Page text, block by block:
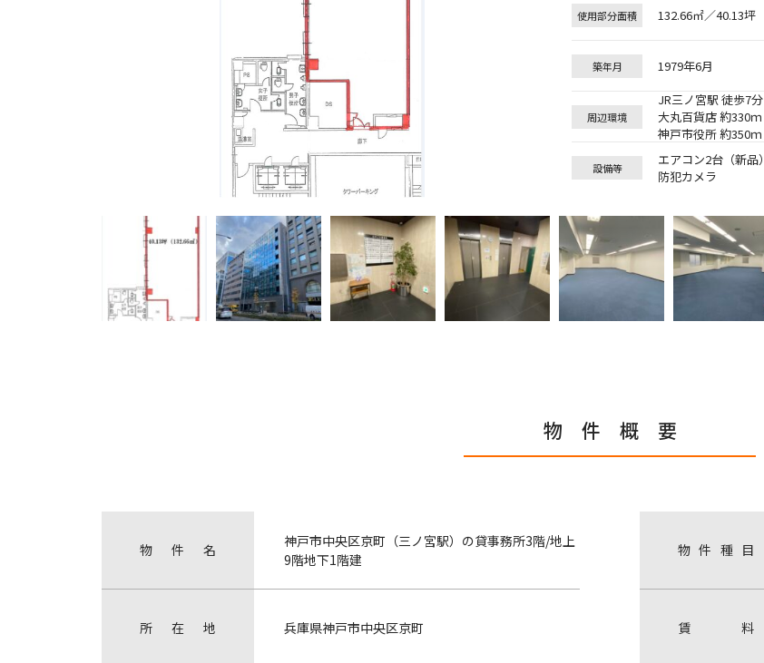
使用部分面積 132.66㎡／40.13坪
築年月 1979年6月
周辺環境
JR三ノ宮駅 徒歩7分
大丸百貨店 約330ｍ
神戸市役所 約350ｍ
設備等
エアコン2台（新品
防犯カメラ
物 件 概 要
物 件 種 目
賃 料
物 件 名
神戸市中央区京町（三ノ宮駅）の貸事務所3階/地上
9階地下1階建
所 在 地 兵庫県神戸市中央区京町